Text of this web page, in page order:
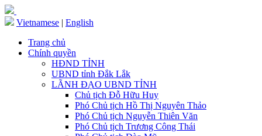
Vietnamese | English
Trang chủ
Chính quyền
HĐND TỈNH
UBND tỉnh Đắk Lắk
LÃNH ĐẠO UBND TỈNH
Chủ tịch Đỗ Hữu Huy
Phó Chủ tịch Hồ Thị Nguyên Thảo
Phó Chủ tịch Nguyễn Thiên Văn
Phó Chủ tịch Trương Công Thái